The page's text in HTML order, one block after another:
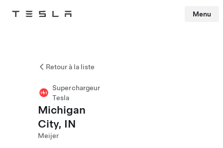
Tesla Menu
Retour à la liste
Superchargeur
Tesla
Michigan
City, IN
Meijer